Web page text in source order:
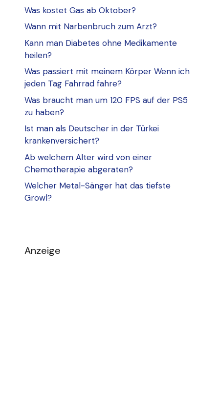
Was kostet Gas ab Oktober?
Wann mit Narbenbruch zum Arzt?
Kann man Diabetes ohne Medikamente
heilen?
Was passiert mit meinem Körper Wenn ich
jeden Tag Fahrrad fahre?
Was braucht man um 120 FPS auf der PS5
zu haben?
Ist man als Deutscher in der Türkei
krankenversichert?
Ab welchem ​​Alter wird von einer
Chemotherapie abgeraten?
Welcher Metal-Sänger hat das tiefste
Growl?
Anzeige